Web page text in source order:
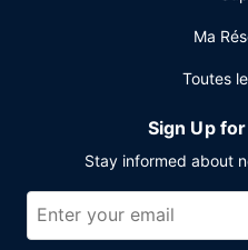
Ma
Toutes
Sign Up
Stay informed about